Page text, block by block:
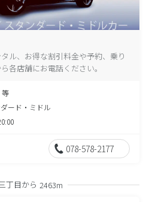
ル、お得な割引料金や予約、乗り
各店舗にお電話ください。
等
ード・ミドル
078-578-2177
丁目から 2463m